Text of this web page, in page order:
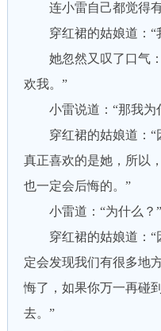
连小雷自己都觉得有
穿红裙的姑娘道：“
她忽然又叹了口气：
欢我。”
小雷说道：“那我为
穿红裙的姑娘道：“
真正喜欢的是她，所以
也一定会后悔的。”
小雷道：“为什么？”
穿红裙的姑娘道：“
定会发现我们有很多地
悔了，如果你万一再碰
去。”